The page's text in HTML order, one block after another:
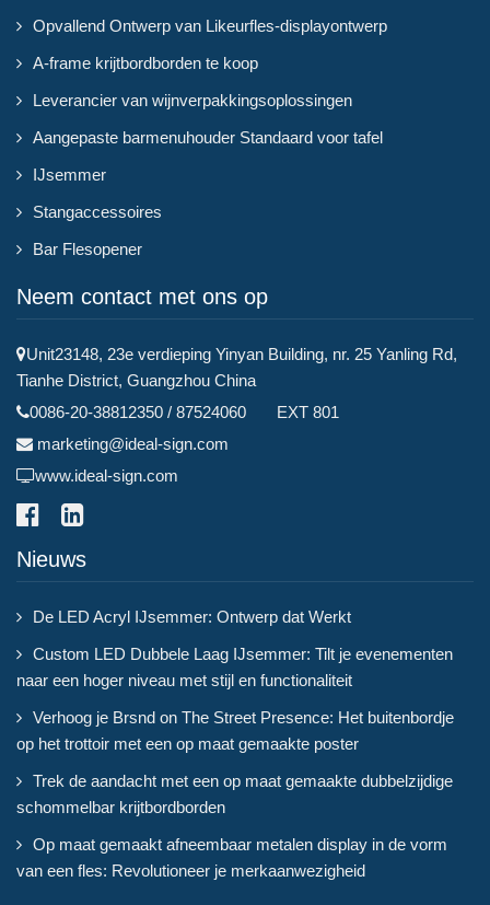
Opvallend Ontwerp van Likeurfles-displayontwerp
A-frame krijtbordborden te koop
Leverancier van wijnverpakkingsoplossingen
Aangepaste barmenuhouder Standaard voor tafel
IJsemmer
Stangaccessoires
Bar Flesopener
Neem contact met ons op
Unit23148, 23e verdieping Yinyan Building, nr. 25 Yanling Rd,
Tianhe District, Guangzhou China
0086-20-38812350 / 87524060 EXT 801
marketing@ideal-sign.com
www.ideal-sign.com
Nieuws
De LED Acryl IJsemmer: Ontwerp dat Werkt
Custom LED Dubbele Laag IJsemmer: Tilt je evenementen
naar een hoger niveau met stijl en functionaliteit
Verhoog je Brsnd on The Street Presence: Het buitenbordje
op het trottoir met een op maat gemaakte poster
Trek de aandacht met een op maat gemaakte dubbelzijdige
schommelbar krijtbordborden
Op maat gemaakt afneembaar metalen display in de vorm
van een fles: Revolutioneer je merkaanwezigheid